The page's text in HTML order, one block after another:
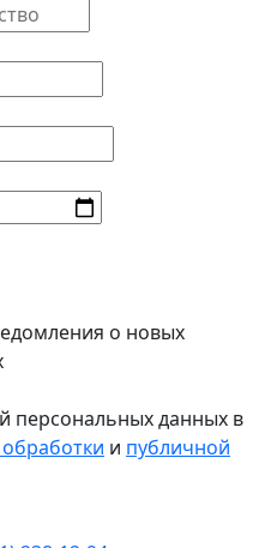
о новых
персональных данных в
и публичной